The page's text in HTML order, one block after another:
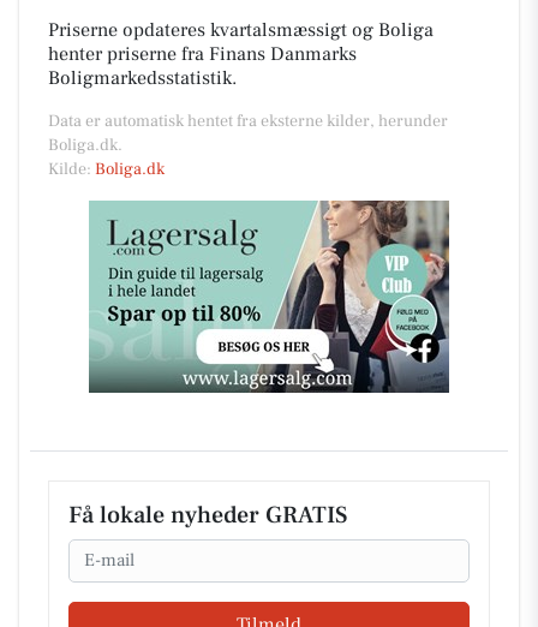
Priserne opdateres kvartalsmæssigt og Boliga
henter priserne fra Finans Danmarks
Boligmarkedsstatistik.
Data er automatisk hentet fra eksterne kilder, herunder
Boliga.dk.
Kilde: Boliga.dk
Få lokale nyheder GRATIS
Email